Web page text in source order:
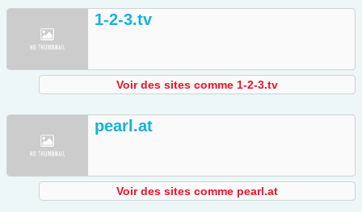
1-2-3.tv
Voir des sites comme 1-2-3.tv
pearl.at
Voir des sites comme pearl.at